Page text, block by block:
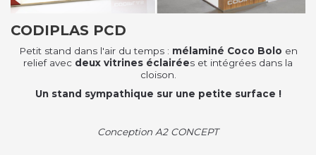
CODIPLAS PCD
Petit stand dans l'air du temps : mélaminé Coco Bolo en
relief avec deux vitrines éclairées et intégrées dans la
cloison.
Un stand sympathique sur une petite surface !
Conception A2 CONCEPT